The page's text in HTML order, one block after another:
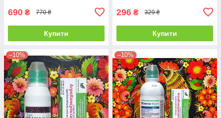
690 ₴ 770 ₴
Купити
296 ₴ 329 ₴
Купити
–10% –10%